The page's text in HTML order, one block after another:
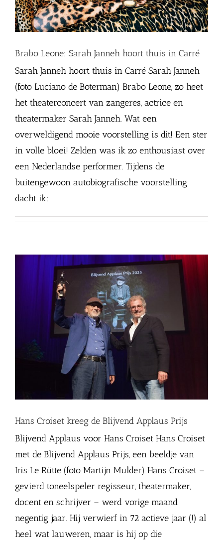
Brabo Leone: Sarah Janneh hoort thuis in Carré
Sarah Janneh hoort thuis in Carré Sarah Janneh
(foto Luciano de Boterman) Brabo Leone, zo heet
het theaterconcert van zangeres, actrice en
theatermaker Sarah Janneh. Wat een
overweldigend mooie voorstelling is dit! Een ster
in volle bloei! Zelden was ik zo enthousiast over
een Nederlandse performer. Tijdens de
buitengewoon autobiografische voorstelling
dacht ik:
Hans Croiset kreeg de Blijvend Applaus Prijs
Blijvend Applaus voor Hans Croiset Hans Croiset
met de Blijvend Applaus Prijs, een beeldje van
Iris Le Rütte (foto Martijn Mulder) Hans Croiset –
gevierd toneelspeler regisseur, theatermaker,
docent en schrijver – werd vorige maand
negentig jaar. Hij verwierf in 72 actieve jaar (!) al
heel wat lauweren, maar is hij op die